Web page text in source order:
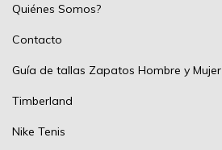
Quiénes Somos?
Contacto
Guía de tallas Zapatos Hombre y Mujer
Timberland
Nike Tenis